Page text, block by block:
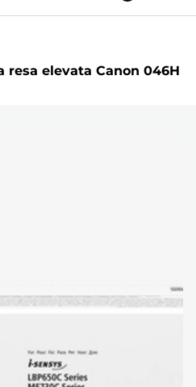
resa elevata Canon 046H